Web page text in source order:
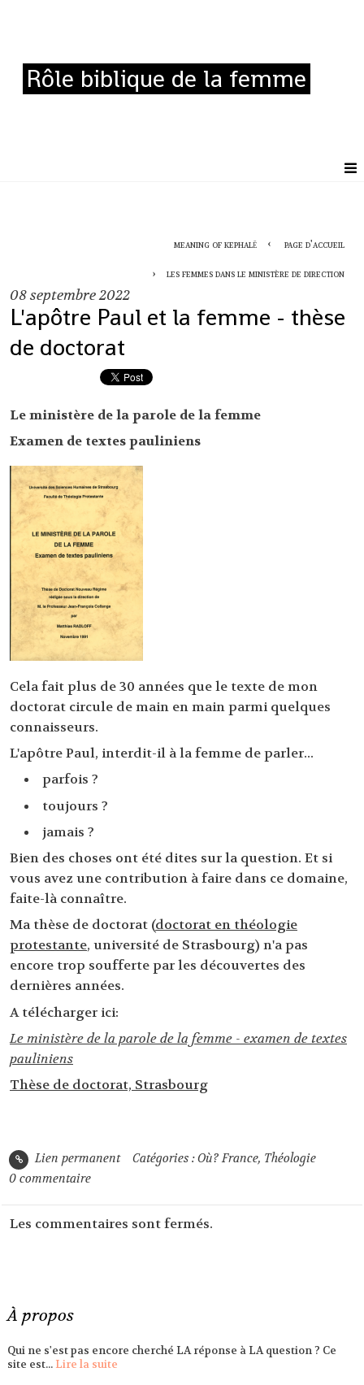
Rôle biblique de la femme
meaning of kephalē page d'accueil
les femmes dans le ministère de direction
08septembre 2022
L'apôtre Paul et la femme - thèse
de doctorat
Le ministère de la parole de la femme
Examen de textes pauliniens
Cela fait plus de 30 années que le texte de mon
doctorat circule de main en main parmi quelques
connaisseurs.
L'apôtre Paul, interdit-il à la femme de parler...
parfois ?
toujours ?
jamais ?
Bien des choses ont été dites sur la question. Et si
vous avez une contribution à faire dans ce domaine,
faite-là connaître.
Ma thèse de doctorat (doctorat en théologie
protestante, université de Strasbourg) n'a pas
encore trop soufferte par les découvertes des
dernières années.
A télécharger ici:
Le ministère de la parole de la femme - examen de textes
pauliniens
Thèse de doctorat, Strasbourg
Lien permanent Catégories :Où? France, Théologie
0 commentaire
Les commentaires sont fermés.
À propos
Qui ne s'est pas encore cherché LA réponse à LA question ? Ce
site est... Lire la suite